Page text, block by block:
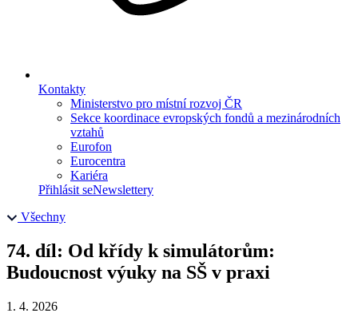
Kontakty
Ministerstvo pro místní rozvoj ČR
Sekce koordinace evropských fondů a mezinárodních
vztahů
Eurofon
Eurocentra
Kariéra
Přihlásit seNewslettery
Všechny
74. díl: Od křídy k simulátorům:
Budoucnost výuky na SŠ v praxi
1. 4. 2026